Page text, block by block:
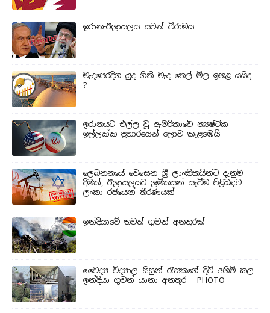
ඉරාන-ඊශ්‍රායලය සටන් විරාමය
මැදපෙරදිග යුද ගිනි මැද තෙල් මිල ඉහළ යයිද
?
ඉරානයට එල්ල වූ ඇමරිකාවේ න්‍යෂ්ටික
ඉල්ලක්ක ප්‍රහාරයෙන් ලොව කැළඹෙයි
ලෙබනනයේ වෙසෙන ශ්‍රී ලාංකිකයින්ට දැනුම්
දීමක්, ඊශ්‍රායලයට ශ්‍රමිකයන් යැවීම පිළිබඳව
ලංකා රජයෙන් තීරණයක්
ඉන්දියාවේ තවත් ගුවන් අනතුරක්
වෛද්‍ය විද්‍යාල සිසුන් ‍රැසකගේ දිවි අහිමි කල
ඉන්දියා ගුවන් යානා අනතුර - PHOTO